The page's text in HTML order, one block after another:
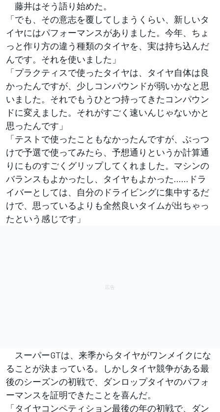
藤井はそう語り始めた。
「でも、その意志を覆してしまうくらい、新しいタ
イヤにはパフォーマンスがありました。今年、ちょ
っと作り方の違う種類のタイヤを、実は持ち込んだ
んです。それを使いました」
「プラクティスで使ったタイヤは、タイヤ自体は良
かったんですが、少しコンパウンドが弱いかなと思
いました。それでもうひとつ持ってきたコンパウン
ドに変えました。それがすごく速いんじゃないかと
思ったんです」
「テストで使ったこともなかったんですが、ぶっつ
けで予選で使ってみたら、予想通りというか計算通
りにものすごくグリップしてくれました。マシンの
バランスもよかったし、タイヤもよかった……ドラ
イバーとしては、自分のドライビングに集中するだ
けで、思っているよりも全然良いタイムが出ちゃっ
たという感じです」
スーパーGTは、来季からタイヤがワンメイクにな
ることが決まっている。しかしタイヤ競争がある最
後のシーズンの初戦で、ダンロップタイヤのパフォ
ーマンスを証明できたことを喜んだ。
「タイヤコンペティション最後の年の初戦で、ダン